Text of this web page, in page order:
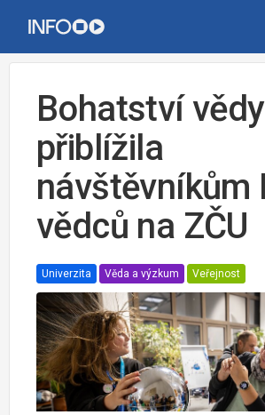
Bohatství vědy
přiblížila
návštěvníkům
vědců na ZČU
Univerzita Věda a výzkum Veřejnost